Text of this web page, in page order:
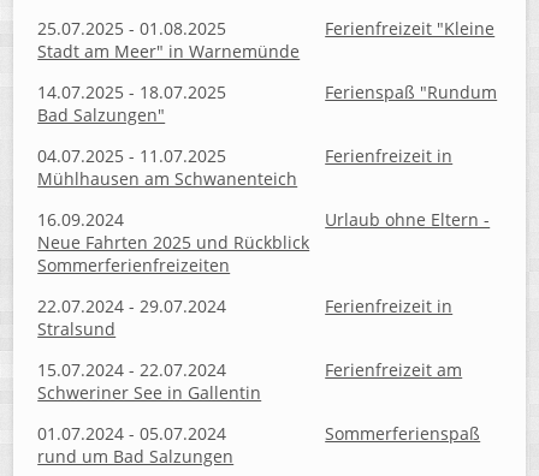
25.07.2025 - 01.08.2025
Ferienfreizeit "Kleine
Stadt am Meer" in Warnemünde
14.07.2025 - 18.07.2025
Ferienspaß "Rundum
Bad Salzungen"
04.07.2025 - 11.07.2025
Ferienfreizeit in
Mühlhausen am Schwanenteich
16.09.2024
Urlaub ohne Eltern -
Neue Fahrten 2025 und Rückblick
Sommerferienfreizeiten
22.07.2024 - 29.07.2024
Ferienfreizeit in
Stralsund
15.07.2024 - 22.07.2024
Ferienfreizeit am
Schweriner See in Gallentin
01.07.2024 - 05.07.2024
Sommerferienspaß
rund um Bad Salzungen